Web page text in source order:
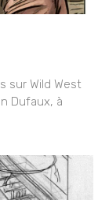
sur Wild West
Dufaux, à